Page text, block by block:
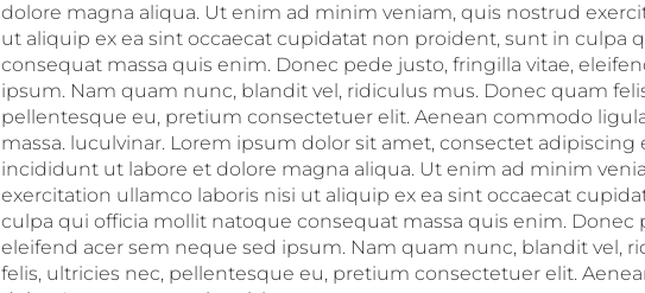
dolore magna aliqua. Ut enim ad minim veniam, quis nostrud
ut aliquip ex ea sint occaecat cupidatat non proident, sunt in culpa
consequat massa quis enim. Donec pede justo, fringilla vitae,
ipsum. Nam quam nunc, blandit vel, ridiculus mus. Donec quam
pellentesque eu, pretium consectetuer elit. Aenean commodo
massa. luculvinar. Lorem ipsum dolor sit amet, consectet adipiscing
incididunt ut labore et dolore magna aliqua. Ut enim ad minim
exercitation ullamco laboris nisi ut aliquip ex ea sint occaecat
culpa qui officia mollit natoque consequat massa quis enim. Donec
eleifend acer sem neque sed ipsum. Nam quam nunc, blandit vel,
felis, ultricies nec, pellentesque eu, pretium consectetuer elit.